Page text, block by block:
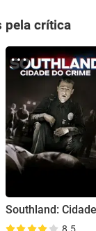
pela crítica
8.5